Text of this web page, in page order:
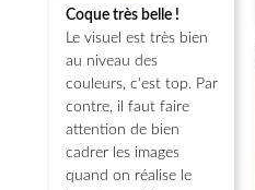
Note4
sur 5
Coque très belle !
Le visuel est très bien
au niveau des
couleurs, c'est top. Par
contre, il faut faire
attention de bien
cadrer les images
quand on réalise le